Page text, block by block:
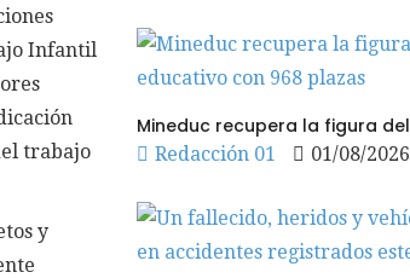
Infantil
trabajo
y
Redacción 01 01/08/2026